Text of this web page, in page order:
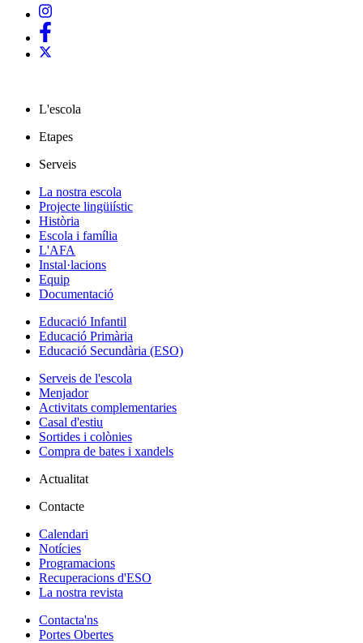
L'escola
Etapes
Serveis
La nostra escola
Projecte lingüiístic
Història
Escola i família
L'AFA
Instal·lacions
Equip
Documentació
Educació Infantil
Educació Primària
Educació Secundària (ESO)
Serveis de l'escola
Menjador
Activitats complementaries
Casal d'estiu
Sortides i colònies
Compra de bates i xandels
Actualitat
Contacte
Calendari
Notícies
Programacions
Recuperacions d'ESO
La nostra revista
Contacta'ns
Portes Obertes